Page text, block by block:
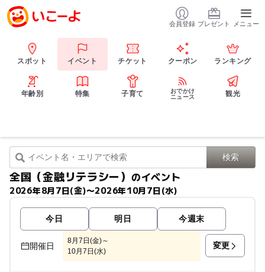
会員登録 プレゼント メニュー
スポット イベント チケット クーポン ランキング
年齢別 特集 子育て
おでかけ
ニュース
観光
全国（金融リテラシー） のイベント
2026年8月7日(金)〜2026年10月7日(水)
今日 明日 今週末
開催日
8月7日(金)～
10月7日(水)
変更